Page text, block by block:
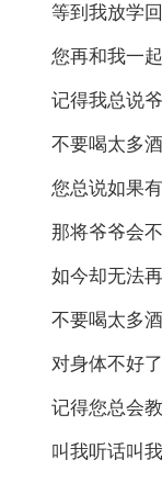
等到我放学
您再和我一起
记得我总说
不要喝太多酒
您总说如果有
那将爷爷会不
如今却无法再
不要喝太多酒
对身体不好了
记得您总会教
叫我听话叫我